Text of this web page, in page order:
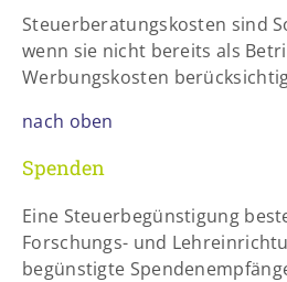
Steuerberatungskosten sind
wenn sie nicht bereits als
Werbungskosten
nach oben
Spenden
Eine Steuerbegünstigung
Forschungs- und
begünstigte